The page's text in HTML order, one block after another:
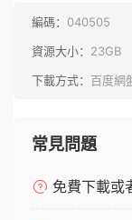
編碼： 040505
資源大小： 23GB
下載方式： 百度網
常見問題
免費下載或